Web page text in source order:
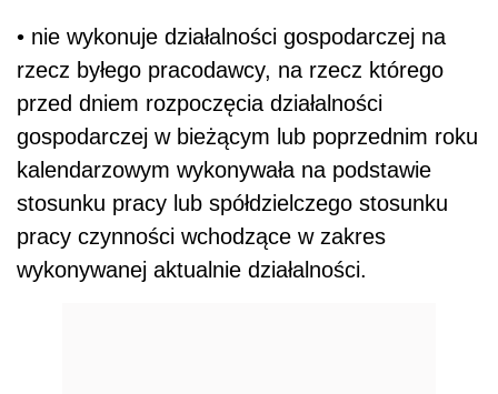
• nie wykonuje działalności gospodarczej na
rzecz byłego pracodawcy, na rzecz którego
przed dniem rozpoczęcia działalności
gospodarczej w bieżącym lub poprzednim roku
kalendarzowym wykonywała na podstawie
stosunku pracy lub spółdzielczego stosunku
pracy czynności wchodzące w zakres
wykonywanej aktualnie działalności.